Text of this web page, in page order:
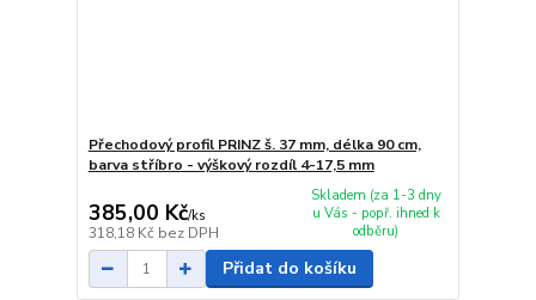
Přechodový profil PRINZ š. 37 mm, délka 90 cm,
barva stříbro - výškový rozdíl 4-17,5 mm
385,00 Kč/ks
318,18 Kč bez DPH
Skladem (za 1-3 dny
u Vás - popř. ihned k
odběru)
Přidat do košíku